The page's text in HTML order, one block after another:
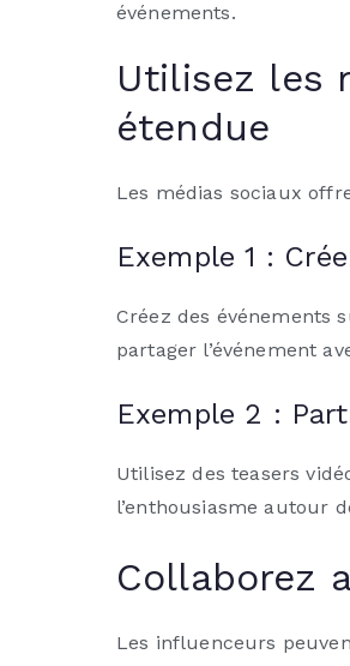
événements.
Utilisez les
étendue
Les médias sociaux
Exemple 1 :
Créez des événements
partager l’événement
Exemple 2 :
Utilisez des teasers
l’enthousiasme autour
Collaborez
Les influenceurs